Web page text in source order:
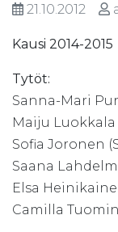
21.10.2012
Kausi 2014-2015
Tytöt:
Sanna-Mari
Maiju
Sofia Joronen
Saana
Elsa
Camilla